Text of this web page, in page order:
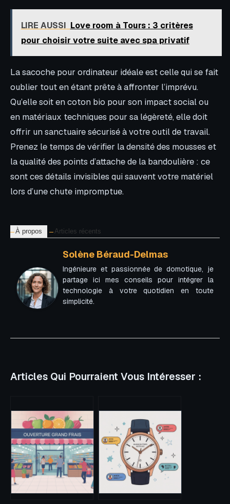
LIRE AUSSI Love room à Tours : 3 critères
pour choisir votre suite avec spa privatif
La sacoche pour ordinateur idéale est celle qui se fait
oublier tout en étant prête à affronter l’imprévu.
Qu’elle soit en coton bio pour son impact social ou
en matériaux techniques pour sa légèreté, elle doit
offrir un sanctuaire sécurisé à votre outil de travail.
Prenez le temps de vérifier la densité des mousses et
la qualité des points d’attache de la bandoulière : ce
sont ces détails invisibles qui sauvent votre matériel
lors d’une chute impromptue.
À propos Articles récents
Solène Béraud-Delmas
Ingénieure et passionnée de domotique, je
partage ici mes conseils pour intégrer la
technologie à votre quotidien en toute
simplicité.
Articles Qui Pourraient Vous Intéresser :